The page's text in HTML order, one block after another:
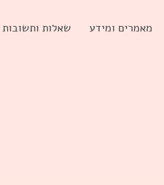
מאמרים ומידע שאלות ותשובות